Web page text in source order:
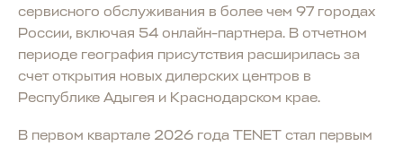
сервисного обслуживания в более чем 97 городах
России, включая 54 онлайн-партнера. В отчетном
периоде география присутствия расширилась за
счет открытия новых дилерских центров в
Республике Адыгея и Краснодарском крае.
В первом квартале 2026 года TENET стал первым